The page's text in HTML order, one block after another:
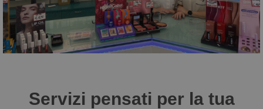
Servizi pensati per la tua